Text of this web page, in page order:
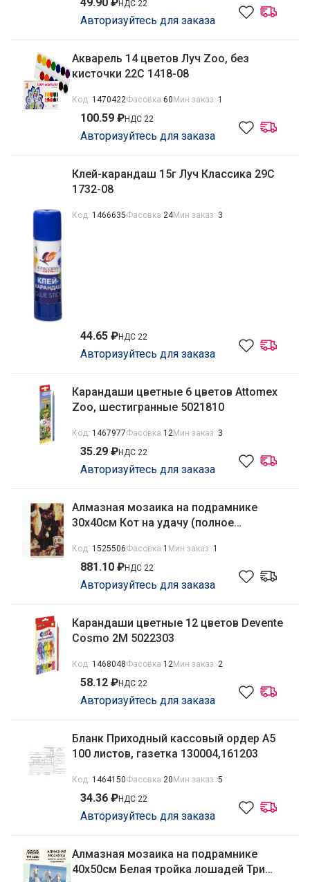
НДС 22
Авторизуйтесь для заказа
Акварель 14 цветов Луч Zoo, без
кисточки 22С 1418-08
Код: 1470422Фасовка 60 Мин заказ: 1
100.59 ₽НДС 22
Авторизуйтесь для заказа
Клей-карандаш 15г Луч Классика 29С
1732-08
Код: 1466635Фасовка 24Мин заказ: 3
44.65 ₽НДС 22
Авторизуйтесь для заказа
Карандаши цветные 6 цветов Attomex
Zoo, шестигранные 5021810
Код: 1467977Фасовка 12Мин заказ: 3
35.29 ₽НДС 22
Авторизуйтесь для заказа
Алмазная мозаика на подрамнике
30х40см Кот на удачу (полное
Код: 1525506Фасовка 1 Мин заказ: 1
881.10 ₽НДС 22
Авторизуйтесь для заказа
Карандаши цветные 12 цветов Devente
Cosmo 2М 5022303
Код: 1468048Фасовка 12Мин заказ: 2
58.12 ₽НДС 22
Авторизуйтесь для заказа
Бланк Приходный кассовый ордер А5
100 листов, газетка 130004,161203
Код: 1464150Фасовка 20 Мин заказ: 5
34.36 ₽НДС 22
Авторизуйтесь для заказа
Алмазная мозаика на подрамнике
40х50см Белая тройка лошадей Три